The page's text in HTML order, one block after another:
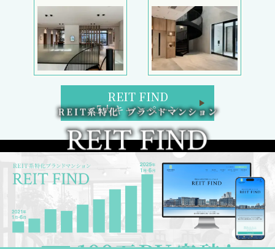
REIT FIND
5大キャンペーン